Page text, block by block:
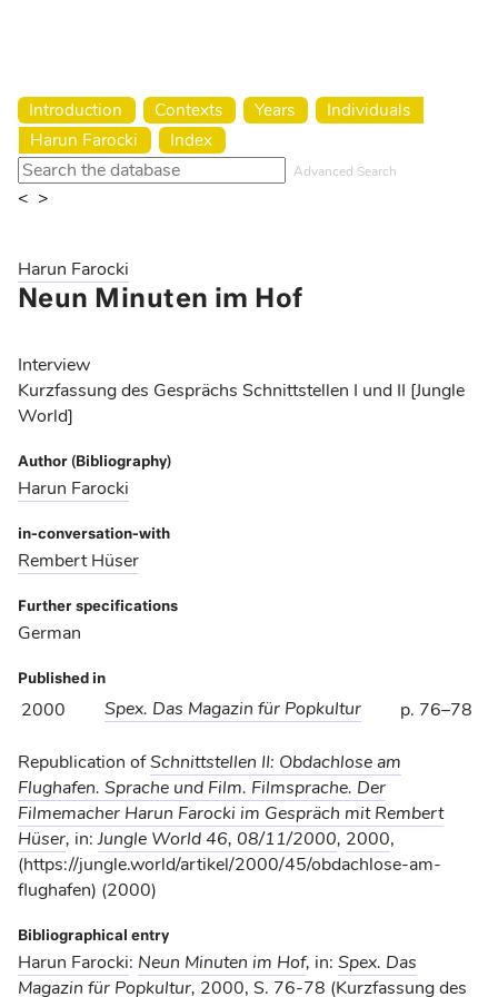
Introduction Contexts Years
Individuals
Harun Farocki
Index
Advanced Search
< >
Harun Farocki
Neun Minuten im Hof
Interview
Kurzfassung des Gesprächs Schnittstellen I und II [Jungle
World]
Author (Bibliography)
Harun Farocki
in-conversation-with
Rembert Hüser
Further specifications
German
Published in
2000 Spex. Das Magazin für Popkultur p. 76–78
Republication ofSchnittstellen II: Obdachlose am
Flughafen. Sprache und Film. Filmsprache. Der
Filmemacher Harun Farocki im Gespräch mit Rembert
Hüser, in:Jungle World 46, 08/11/2000, 2000,
(https://jungle.world/artikel/2000/45/obdachlose-am-
flughafen) (2000)
Bibliographical entry
Harun Farocki: Neun Minuten im Hof, in: Spex. Das
Magazin für Popkultur, 2000, S. 76-78 (Kurzfassung des